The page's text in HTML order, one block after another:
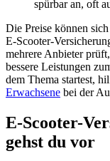
spürbar an, oft
Die Preise können
E-Scooter-
mehrere Anbieter
bessere Leistungen
dem Thema startest,
Erwachsene bei der
E-Scooter-
gehst du vor